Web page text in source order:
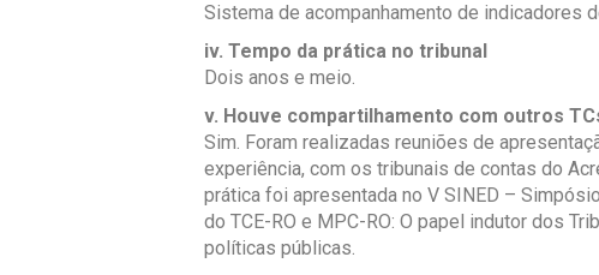
Sistema de acompanhamento de indicadores
iv. Tempo da prática no tribunal
Dois anos e meio.
v. Houve compartilhamento com outros
Sim. Foram realizadas reuniões de
experiência, com os tribunais de contas do
prática foi apresentada no V SINED –
do TCE-RO e MPC-RO: O papel indutor dos
políticas públicas.